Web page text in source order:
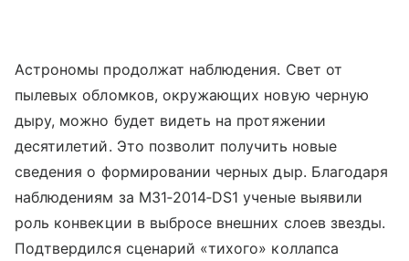
Астрономы продолжат наблюдения. Свет от
пылевых обломков, окружающих новую черную
дыру, можно будет видеть на протяжении
десятилетий. Это позволит получить новые
сведения о формировании черных дыр. Благодаря
наблюдениям за M31‑2014‑DS1 ученые выявили
роль конвекции в выбросе внешних слоев звезды.
Подтвердился сценарий «тихого» коллапса